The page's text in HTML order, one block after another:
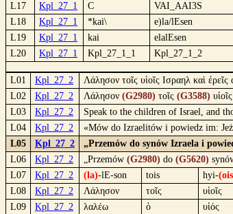
L17
Kpl_27_1 C VAI_AAI3S
L18
Kpl_27_1 *kai\ e)la/lEsen
L19
Kpl_27_1 kai elalEsen
L20
Kpl_27_1 Kpl_27_1_1 Kpl_27_1_2
L01 Kpl_27_2
Λάλησον τοῖς υἱοῖς Ισραηλ καὶ
L02
Kpl_27_2 Λάλησον (G2980) τοῖς (G3588) υἱοῖς
L03
Kpl_27_2
Speak to the children of Israel, and
L04
Kpl_27_2
«Mów do Izraelitów i powiedz im:
L05
Kpl_27_2
„Przemów do synów Izraela i
L06
Kpl_27_2 „Przemów (G2980) do (G5620)
L07
Kpl_27_2 (la)-lE-son tois hyi-
L08
Kpl_27_2 Λάλησον τοῖς υἱοῖς
L09
Kpl_27_2 λαλέω ὁ υἱός